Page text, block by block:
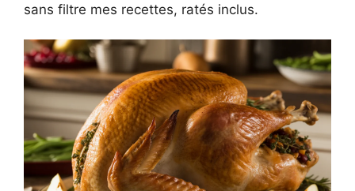
sans filtre mes recettes, ratés inclus.